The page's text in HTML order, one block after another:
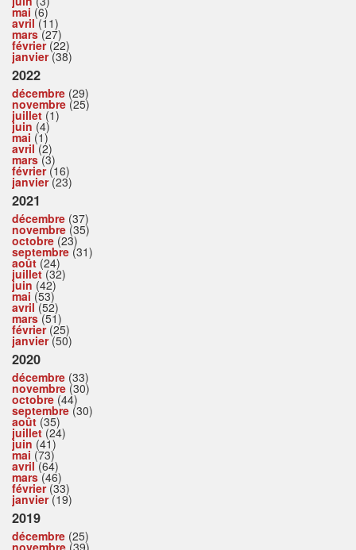
mai (6)
avril(11)
mars(27)
février(22)
janvier(38)
2022
décembre (29)
novembre (25)
juillet (1)
juin (4)
mai (1)
avril(2)
mars(3)
février(16)
janvier(23)
2021
décembre (37)
novembre (35)
octobre (23)
septembre (31)
août (24)
juillet(32)
juin (42)
mai (53)
avril(52)
mars(51)
février(25)
janvier(50)
2020
décembre (33)
novembre (30)
octobre (44)
septembre (30)
août (35)
juillet(24)
juin (41)
mai (73)
avril(64)
mars(46)
février(33)
janvier(19)
2019
décembre (25)
novembre (39)